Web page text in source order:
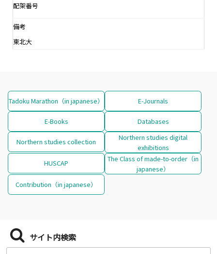
配架番号
備考
東北大
Tadoku Marathon（in japanese） E-Journals
E-Books Databases
Northern studies collection
Northern studies digital
exhibitions
HUSCAP
The Class of made-to-order（in
japanese）
Contribution（in japanese）
サイト内検索